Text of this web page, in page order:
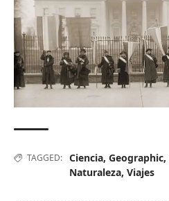
TAGGED: Ciencia, Geographic,
Naturaleza, Viajes